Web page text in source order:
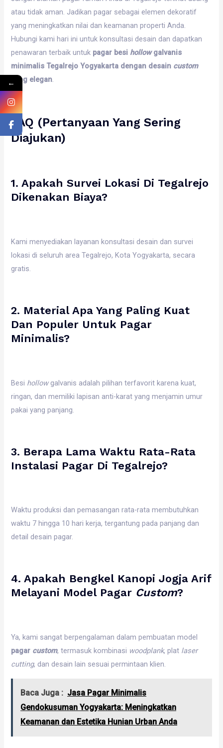
atau tidak aman. Jadikan pagar sebagai elemen dekoratif
yang meningkatkan nilai dan keamanan properti Anda.
Hubungi kami hari ini untuk konsultasi desain dan dapatkan
penawaran terbaik untuk pagar besi hollowgalvanis
minimalis Tegalrejo Yogyakarta dengan desain custom
yang elegan.
FAQ (Pertanyaan Yang Sering
Diajukan)
1. Apakah Survei Lokasi Di Tegalrejo
Dikenakan Biaya?
Kami menyediakan layanan konsultasi desain dan survei
lokasi di seluruh area Tegalrejo, Kota Yogyakarta, secara
gratis.
2. Material Apa Yang Paling Kuat
Dan Populer Untuk Pagar
Minimalis?
Besi hollowgalvanis adalah pilihan terfavorit karena kuat,
ringan, dan memiliki lapisan anti-karat yang menjamin umur
pakai yang panjang.
3. Berapa Lama Waktu Rata-Rata
Instalasi Pagar Di Tegalrejo?
Waktu produksi dan pemasangan rata-rata membutuhkan
waktu 7 hingga 10 hari kerja, tergantung pada panjang dan
detail desain pagar.
4. Apakah Bengkel Kanopi Jogja Arif
Melayani Model Pagar Custom?
Ya, kami sangat berpengalaman dalam pembuatan model
pagar custom, termasuk kombinasi woodplank, plat laser
cutting, dan desain lain sesuai permintaan klien.
Baca Juga : Jasa Pagar Minimalis
Gendokusuman Yogyakarta: Meningkatkan
Keamanan dan Estetika Hunian Urban Anda
←